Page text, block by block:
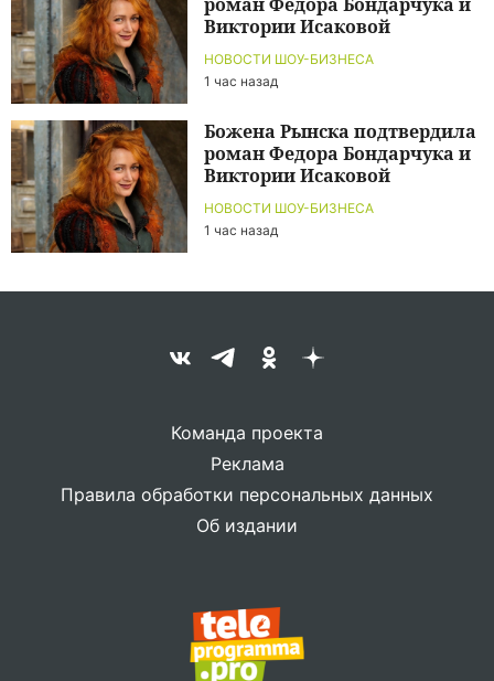
НОВОСТИ ШОУ-БИЗНЕСА
1 час назад
Виктории Исаковой
НОВОСТИ ШОУ-БИЗНЕСА
1 час назад
Божена Рынска подтвердила
роман Федора Бондарчука и
Виктории Исаковой
Команда проекта
Реклама
Правила обработки персональных данных
Об издании